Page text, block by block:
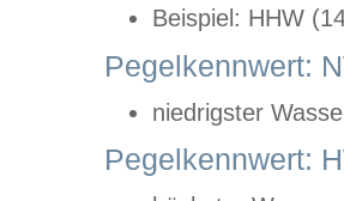
Beispiel: HHW
Pegelkennwert:
niedrigster
Pegelkennwert: